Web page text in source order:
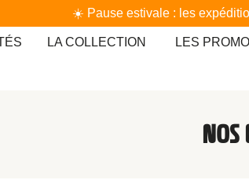
☀️ Pause estivale : les
LA COLLECTION LES
NOS